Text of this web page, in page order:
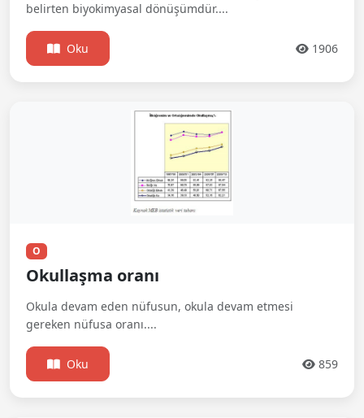
belirten biyokimyasal dönüşümdür....
Oku 1906
O
Okullaşma oranı
Okula devam eden nüfusun, okula devam etmesi
gereken nüfusa oranı....
Oku 859